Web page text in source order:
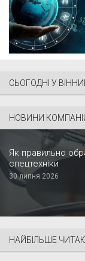
СЬОГОДНІ У
НОВИНИ
Як правильно
спецтехніки
30 липня 2026
НАЙБІЛЬШЕ